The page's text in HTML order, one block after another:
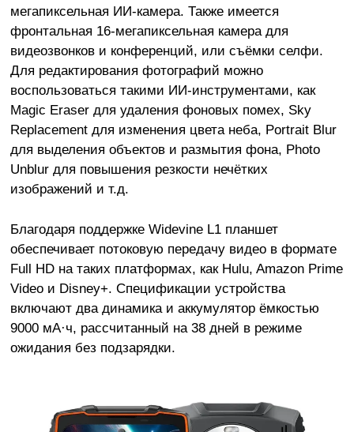
мегапиксельная ИИ-камера. Также имеется
фронтальная 16-мегапиксельная камера для
видеозвонков и конференций, или съёмки селфи.
Для редактирования фотографий можно
воспользоваться такими ИИ-инструментами, как
Magic Eraser для удаления фоновых помех, Sky
Replacement для изменения цвета неба, Portrait Blur
для выделения объектов и размытия фона, Photo
Unblur для повышения резкости нечётких
изображений и т.д.
Благодаря поддержке Widevine L1 планшет
обеспечивает потоковую передачу видео в формате
Full HD на таких платформах, как Hulu, Amazon Prime
Video и Disney+. Спецификации устройства
включают два динамика и аккумулятор ёмкостью
9000 мА·ч, рассчитанный на 38 дней в режиме
ожидания без подзарядки.